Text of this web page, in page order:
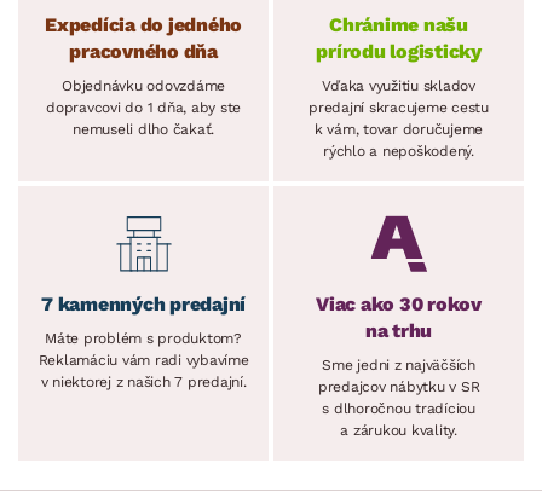
Expedícia do jedného
pracovného dňa
Objednávku odovzdáme
dopravcovi do 1 dňa, aby ste
nemuseli dlho čakať.
Chránime našu
prírodu logisticky
Vďaka využitiu skladov
predajní skracujeme cestu
k vám, tovar doručujeme
rýchlo a nepoškodený.
7 kamenných predajní
Máte problém s produktom?
Reklamáciu vám radi vybavíme
v niektorej z našich 7 predajní.
Viac ako 30 rokov
na trhu
Sme jedni z najväčších
predajcov nábytku v SR
s dlhoročnou tradíciou
a zárukou kvality.